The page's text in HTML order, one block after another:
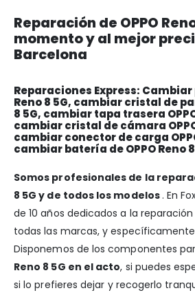
Reparación de OPPO
momento y al mejor
Barcelona
Reparaciones Express: Cambiar
Reno 8 5G, cambiar cristal de
8 5G, cambiar tapa trasera
cambiar cristal de cámara
cambiar conector de carga
cambiar batería de OPPO Reno 8
Somos profesionales de la
8 5G y de todos los modelos. En
de 10 años dedicados a la
todas las marcas, y
Disponemos de los componentes
Reno 8 5G en el acto, si puedes
si lo prefieres dejar y recogerlo